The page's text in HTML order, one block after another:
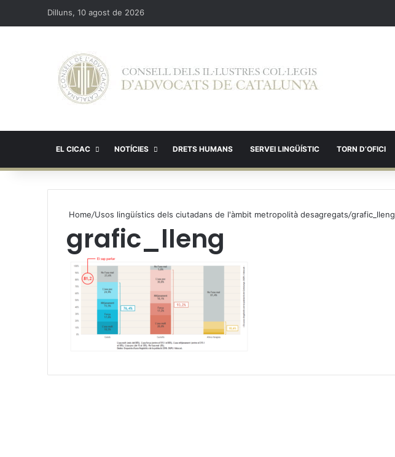
Dilluns, 10 agost de 2026
EL CICAC NOTÍCIES DRETS HUMANS SERVEI LINGÜÍSTIC TORN D’OFICI
Home/Usos lingüístics dels ciutadans de l'àmbit metropolità desagregats/grafic_lleng
grafic_lleng